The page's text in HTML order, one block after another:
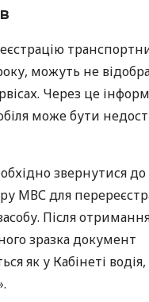
можуть не
Через це
може бути
звернутися до
МВС для
Після
зразка документ
як у Кабінеті водія,